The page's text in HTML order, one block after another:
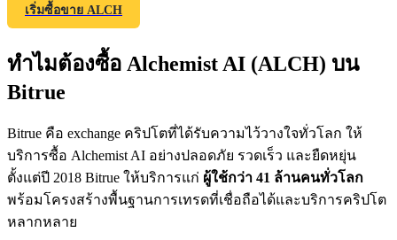
Precious Metals Trading Carnival
Trade Gold & Silver · 33,333 USDT Bonus
USDT New User Exclusive 10% APR
USDT Flexible Staking | Daily Rewards
เริ่มซื้อขาย ALCH
ทำไมต้องซื้อ Alchemist AI (ALCH) บน
Bitrue
Bitrue คือ exchange คริปโตที่ได้รับความไว้วางใจทั่วโลก ให้
บริการซื้อ Alchemist AI อย่างปลอดภัย รวดเร็ว และยืดหยุ่น
ตั้งแต่ปี 2018 Bitrue ให้บริการแก่ ผู้ใช้กว่า 41 ล้านคนทั่วโลก
พร้อมโครงสร้างพื้นฐานการเทรดที่เชื่อถือได้และบริการคริปโต
หลากหลาย